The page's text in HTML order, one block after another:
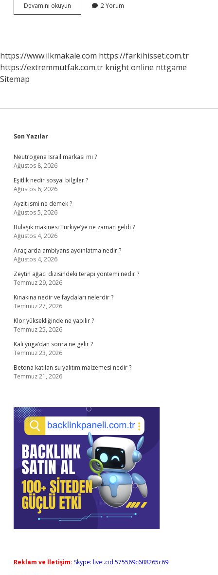
Devamını okuyun Modernleşme
Bir
2 Yorum
https://www.ilkmakale.com https://farkihisset.com.tr
https://extremmutfak.com.tr knight online nttgame
Sitemap
Sidebar
Son Yazılar
Neutrogena İsrail markası mı ?
Ağustos 8, 2026
Eşitlik nedir sosyal bilgiler ?
Ağustos 6, 2026
Ayzit ismi ne demek ?
Ağustos 5, 2026
Bulaşık makinesi Türkiye’ye ne zaman geldi ?
Ağustos 4, 2026
Araçlarda ambiyans aydınlatma nedir ?
Ağustos 4, 2026
Zeytin ağacı dizisindeki terapi yöntemi nedir ?
Temmuz 29, 2026
Kınakına nedir ve faydaları nelerdir ?
Temmuz 27, 2026
Klor yüksekliğinde ne yapılır ?
Temmuz 25, 2026
Kali yuga’dan sonra ne gelir ?
Temmuz 23, 2026
Betona katılan su yalıtım malzemesi nedir ?
Temmuz 21, 2026
Reklam ve İletişim: Skype: live:.cid.575569c608265c69